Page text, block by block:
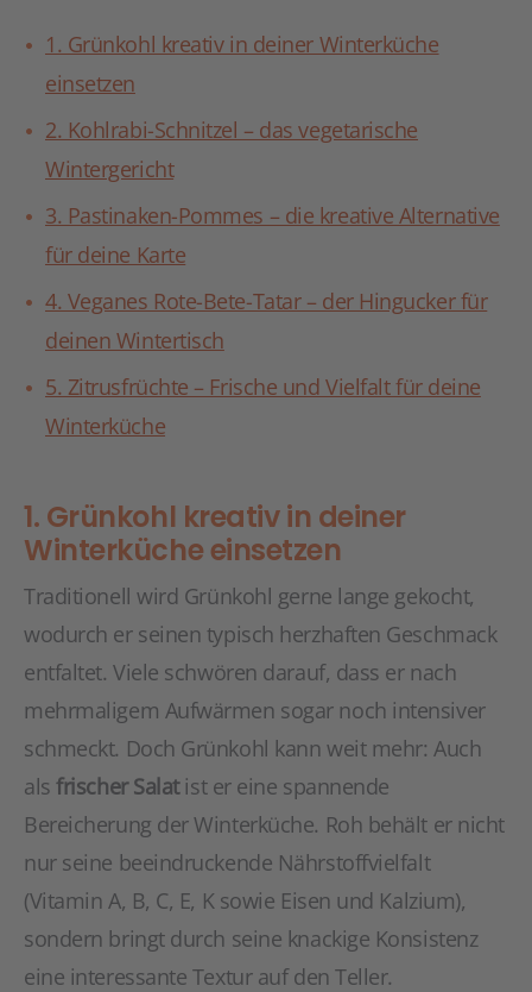
1. Grünkohl kreativ in deiner Winterküche
einsetzen
2. Kohlrabi-Schnitzel – das vegetarische
Wintergericht
3. Pastinaken-Pommes – die kreative Alternative
für deine Karte
4. Veganes Rote-Bete-Tatar – der Hingucker für
deinen Wintertisch
5. Zitrusfrüchte – Frische und Vielfalt für deine
Winterküche
1. Grünkohl kreativ in deiner
Winterküche einsetzen
Traditionell wird Grünkohl gerne lange gekocht,
wodurch er seinen typisch herzhaften Geschmack
entfaltet. Viele schwören darauf, dass er nach
mehrmaligem Aufwärmen sogar noch intensiver
schmeckt. Doch Grünkohl kann weit mehr: Auch
alsfrischer Salatist er eine spannende
Bereicherung der Winterküche. Roh behält er nicht
nur seine beeindruckende Nährstoffvielfalt
(Vitamin A, B, C, E, K sowie Eisen und Kalzium),
sondern bringt durch seine knackige Konsistenz
eine interessante Textur auf den Teller.